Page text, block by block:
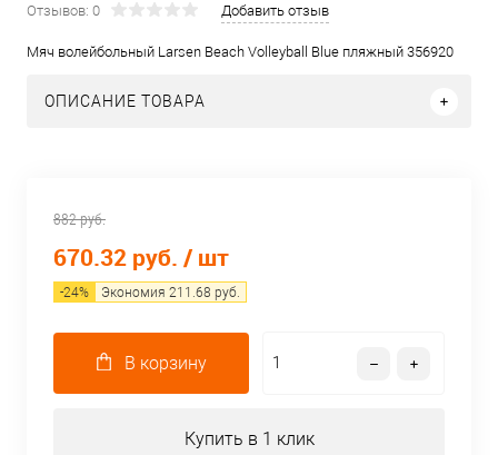
Отзывов: 0 Добавить отзыв
Мяч волейбольный Larsen Beach Volleyball Blue пляжный 356920
ОПИСАНИЕ ТОВАРА
882 руб.
670.32 руб. / шт
-24% Экономия 211.68 руб.
В корзину
Купить в 1 клик